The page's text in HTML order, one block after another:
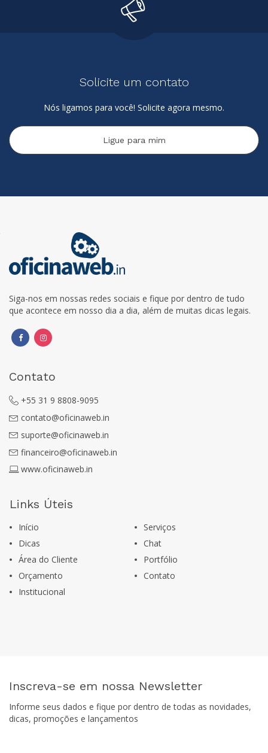
Solicite um contato
Nós ligamos para você! Solicite agora mesmo.
Ligue para mim
Siga-nos em nossas redes sociais e fique por dentro de tudo
que acontece em nosso dia a dia, além de muitas dicas legais.
Contato
+55 31 9 8808-9095
contato@oficinaweb.in
suporte@oficinaweb.in
financeiro@oficinaweb.in
www.oficinaweb.in
Links Úteis
Início
Serviços
Dicas
Chat
Área do Cliente
Portfólio
Orçamento
Contato
Institucional
Inscreva-se em nossa Newsletter
Informe seus dados e fique por dentro de todas as novidades,
dicas, promoções e lançamentos